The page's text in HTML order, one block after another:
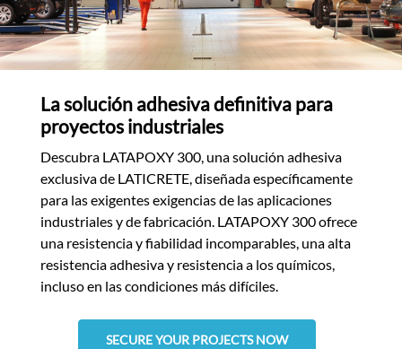
La solución adhesiva definitiva para
proyectos industriales
Descubra LATAPOXY 300, una solución adhesiva
exclusiva de LATICRETE, diseñada específicamente
para las exigentes exigencias de las aplicaciones
industriales y de fabricación. LATAPOXY 300 ofrece
una resistencia y fiabilidad incomparables, una alta
resistencia adhesiva y resistencia a los químicos,
incluso en las condiciones más difíciles.
SECURE YOUR PROJECTS NOW